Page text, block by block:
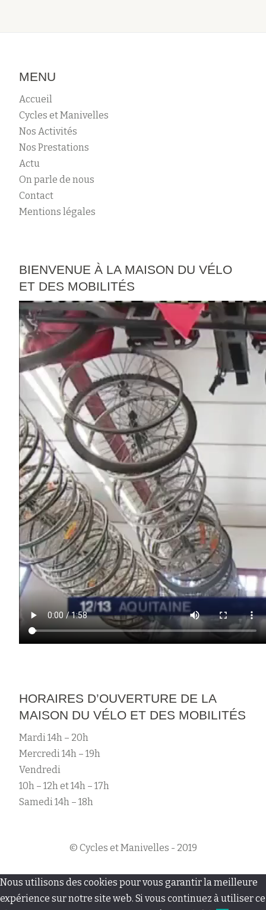
MENU
Accueil
Cycles et Manivelles
Nos Activités
Nos Prestations
Actu
On parle de nous
Contact
Mentions légales
BIENVENUE À LA MAISON DU VÉLO
ET DES MOBILITÉS
HORAIRES D’OUVERTURE DE LA
MAISON DU VÉLO ET DES MOBILITÉS
Mardi 14h – 20h
Mercredi 14h – 19h
Vendredi
10h – 12h et 14h – 17h
Samedi 14h – 18h
© Cycles et Manivelles - 2019
M
e
Nous utilisons des cookies pour vous garantir la meilleure
expérience sur notre site web. Si vous continuez à utiliser ce